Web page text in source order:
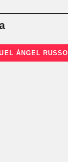
ÁNGEL RUSSO